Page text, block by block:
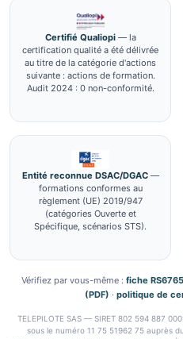
Certifié Qualiopi— la
certification qualité a été délivrée
au titre de la catégorie d'actions
suivante : actions de formation.
Audit 2024 : 0 non-conformité.
Entité reconnue DSAC/DGAC—
formations conformes au
règlement (UE) 2019/947
(catégories Ouverte et
Spécifique, scénarios STS).
Vérifiez par vous-même : fiche RS6765
(PDF) · politique de
TELEPILOTE SAS — SIRET 802 594 887
sous le numéro 11 75 51962 75 auprès